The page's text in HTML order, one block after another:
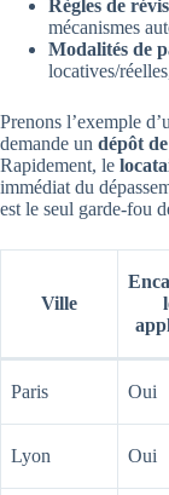
Règles de
mécanismes
Modalités de
locatives/
Prenons l’exemple
demande un dépôt
Rapidement, le
immédiat du
est le seul garde-fou
Ville
Paris Oui
Lyon Oui